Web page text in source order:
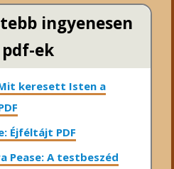
ingyenesen
ek
keresett Isten a
Éjféltájt PDF
Pease: A testbeszéd